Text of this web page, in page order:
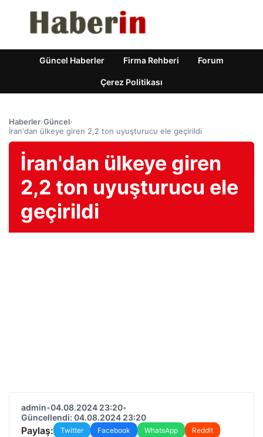
Güncel Haberler Firma Rehberi Forum
Çerez Politikası
Haberler›Güncel›
İran'dan ülkeye giren 2,2 ton uyuşturucu ele geçirildi
İran'dan ülkeye giren
2,2 ton uyuşturucu ele
geçirildi
admin•04.08.2024 23:20•
Güncellendi: 04.08.2024 23:20
Paylaş: Twitter Facebook WhatsApp
Reddit